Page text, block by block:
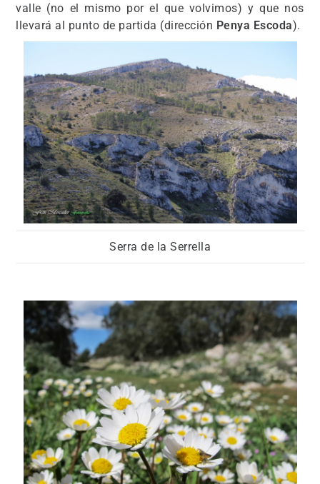
valle (no el mismo por el que volvimos) y que nos
llevará al punto de partida (dirección Penya Escoda).
Serra de la Serrella